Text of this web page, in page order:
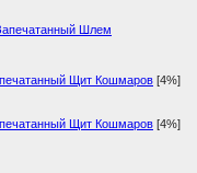
Шлем
Щит Кошмаров [4%]
Щит Кошмаров [4%]